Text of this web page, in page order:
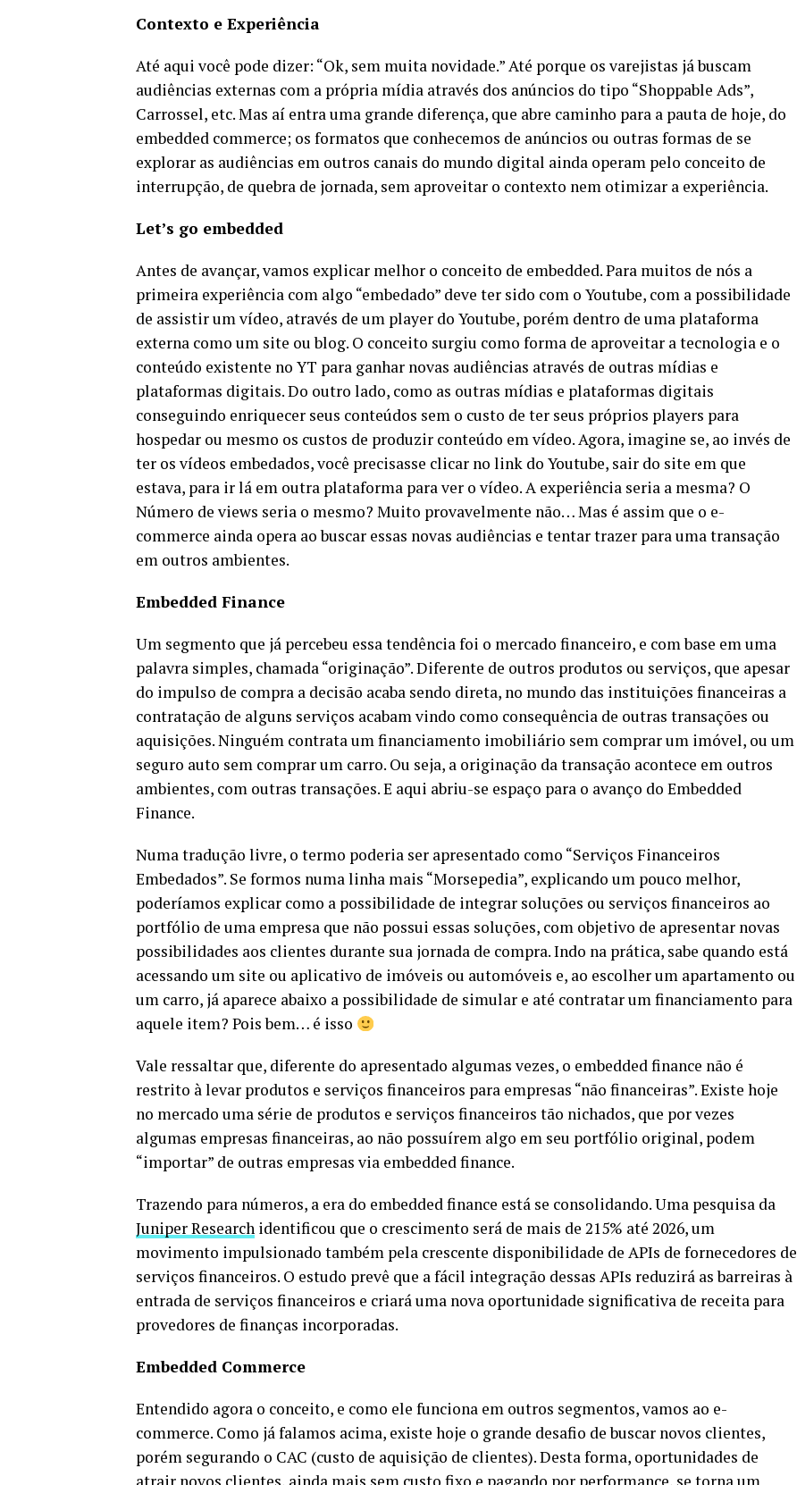
Contexto e Experiência
Até aqui você pode dizer: “Ok, sem muita novidade.” Até porque os varejistas já buscam
audiências externas com a própria mídia através dos anúncios do tipo “Shoppable Ads”,
Carrossel, etc. Mas aí entra uma grande diferença, que abre caminho para a pauta de hoje, do
embedded commerce; os formatos que conhecemos de anúncios ou outras formas de se
explorar as audiências em outros canais do mundo digital ainda operam pelo conceito de
interrupção, de quebra de jornada, sem aproveitar o contexto nem otimizar a experiência.
Let’s go embedded
Antes de avançar, vamos explicar melhor o conceito de embedded. Para muitos de nós a
primeira experiência com algo “embedado” deve ter sido com o Youtube, com a possibilidade
de assistir um vídeo, através de um player do Youtube, porém dentro de uma plataforma
externa como um site ou blog. O conceito surgiu como forma de aproveitar a tecnologia e o
conteúdo existente no YT para ganhar novas audiências através de outras mídias e
plataformas digitais. Do outro lado, como as outras mídias e plataformas digitais
conseguindo enriquecer seus conteúdos sem o custo de ter seus próprios players para
hospedar ou mesmo os custos de produzir conteúdo em vídeo. Agora, imagine se, ao invés de
ter os vídeos embedados, você precisasse clicar no link do Youtube, sair do site em que
estava, para ir lá em outra plataforma para ver o vídeo. A experiência seria a mesma? O
Número de views seria o mesmo? Muito provavelmente não… Mas é assim que o e-
commerce ainda opera ao buscar essas novas audiências e tentar trazer para uma transação
em outros ambientes.
Embedded Finance
Um segmento que já percebeu essa tendência foi o mercado financeiro, e com base em uma
palavra simples, chamada “originação”. Diferente de outros produtos ou serviços, que apesar
do impulso de compra a decisão acaba sendo direta, no mundo das instituições financeiras a
contratação de alguns serviços acabam vindo como consequência de outras transações ou
aquisições. Ninguém contrata um financiamento imobiliário sem comprar um imóvel, ou um
seguro auto sem comprar um carro. Ou seja, a originação da transação acontece em outros
ambientes, com outras transações. E aqui abriu-se espaço para o avanço do Embedded
Finance.
Numa tradução livre, o termo poderia ser apresentado como “Serviços Financeiros
Embedados”. Se formos numa linha mais “Morsepedia”, explicando um pouco melhor,
poderíamos explicar como a possibilidade de integrar soluções ou serviços financeiros ao
portfólio de uma empresa que não possui essas soluções, com objetivo de apresentar novas
possibilidades aos clientes durante sua jornada de compra. Indo na prática, sabe quando está
acessando um site ou aplicativo de imóveis ou automóveis e, ao escolher um apartamento ou
um carro, já aparece abaixo a possibilidade de simular e até contratar um financiamento para
aquele item? Pois bem… é isso
Vale ressaltar que, diferente do apresentado algumas vezes, o embedded finance não é
restrito à levar produtos e serviços financeiros para empresas “não financeiras”. Existe hoje
no mercado uma série de produtos e serviços financeiros tão nichados, que por vezes
algumas empresas financeiras, ao não possuírem algo em seu portfólio original, podem
“importar” de outras empresas via embedded finance.
Trazendo para números, a era do embedded finance está se consolidando. Uma pesquisa da
Juniper Research identificou que o crescimento será de mais de 215% até 2026, um
movimento impulsionado também pela crescente disponibilidade de APIs de fornecedores de
serviços financeiros. O estudo prevê que a fácil integração dessas APIs reduzirá as barreiras à
entrada de serviços financeiros e criará uma nova oportunidade significativa de receita para
provedores de finanças incorporadas.
Embedded Commerce
Entendido agora o conceito, e como ele funciona em outros segmentos, vamos ao e-
commerce. Como já falamos acima, existe hoje o grande desafio de buscar novos clientes,
porém segurando o CAC (custo de aquisição de clientes). Desta forma, oportunidades de